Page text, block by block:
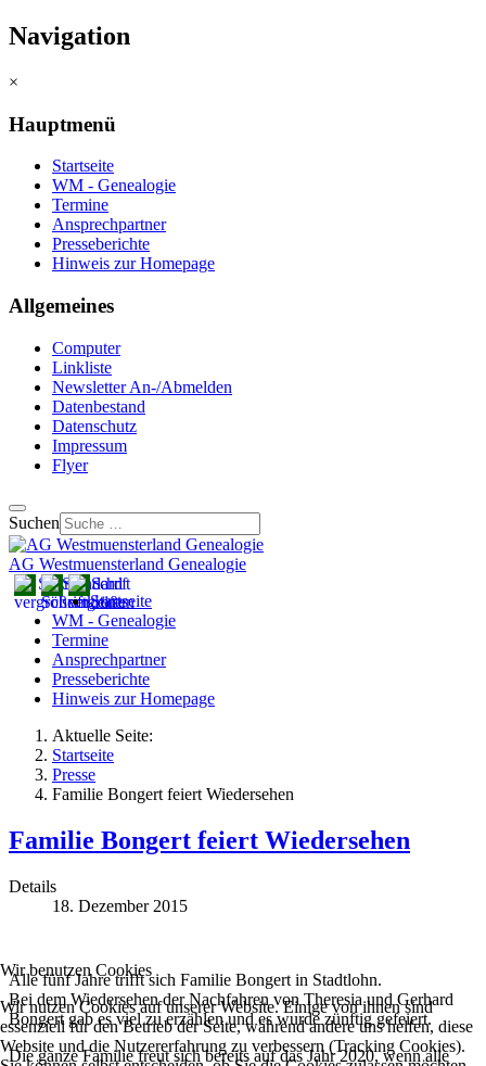
Navigation
×
Hauptmenü
Startseite
WM - Genealogie
Termine
Ansprechpartner
Presseberichte
Hinweis zur Homepage
Allgemeines
Computer
Linkliste
Newsletter An-/Abmelden
Datenbestand
Datenschutz
Impressum
Flyer
Suchen
AG Westmuensterland Genealogie
Startseite
WM - Genealogie
Termine
Ansprechpartner
Presseberichte
Hinweis zur Homepage
Aktuelle Seite:
Startseite
Presse
Familie Bongert feiert Wiedersehen
Familie Bongert feiert Wiedersehen
Details
18. Dezember 2015
Alle fünf Jahre trifft sich Familie Bongert in Stadtlohn.
Bei dem Wiedersehen der Nachfahren von Theresia und Gerhard
Bongert gab es viel zu erzählen und es wurde zünftig gefeiert.
Die ganze Familie freut sich bereits auf das Jahr 2020, wenn alle
Wir benutzen Cookies
Wir nutzen Cookies auf unserer Website. Einige von ihnen sind
essenziell für den Betrieb der Seite, während andere uns helfen, diese
Website und die Nutzererfahrung zu verbessern (Tracking Cookies).